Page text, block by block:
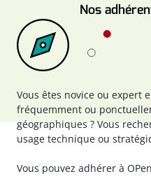
Nos
Vous êtes novice ou expert
fréquemment ou
géographiques ? Vous
usage technique ou
Vous pouvez adhérer à